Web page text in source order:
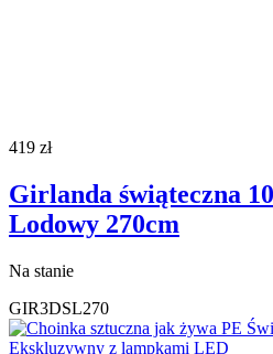
419 zł
Girlanda świąteczna
Lodowy 270cm
Na stanie
GIR3DSL270